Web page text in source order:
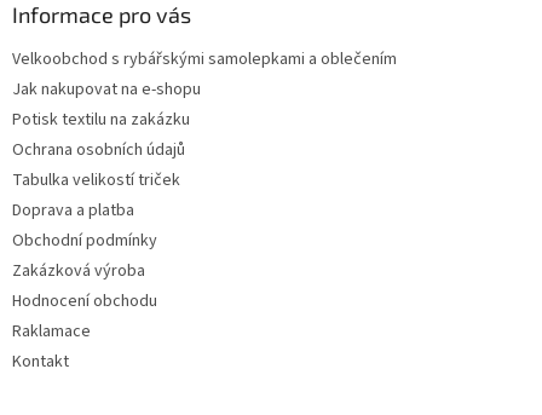
Informace pro vás
Velkoobchod s rybářskými samolepkami a oblečením
Jak nakupovat na e-shopu
Potisk textilu na zakázku
Ochrana osobních údajů
Tabulka velikostí triček
Doprava a platba
Obchodní podmínky
Zakázková výroba
Hodnocení obchodu
Raklamace
Kontakt